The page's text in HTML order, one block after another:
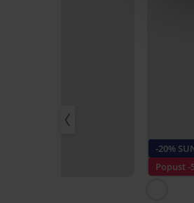
-20%
Popust -